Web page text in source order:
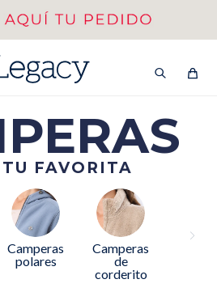
FAVORITA
Camperas
polares
Camperas
de
corderito
DE HOMBRE
SEGUNDA 50%